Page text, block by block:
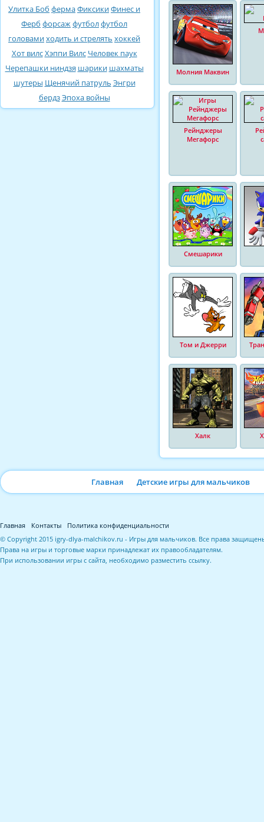
Улитка Боб фермаФиксикиФинес и
Ферб форсажфутболфутбол
головамиходить и стрелять хоккей
Хот вилсХэппи Вилс Человек паук
Черепашки ниндзя шарики шахматы
шутеры Щенячий патруль Энгри
бердзЭпоха войны
Молния Маквин
Рейнджеры
Мегафорс
Смешарики
Том и Джерри
Халк
Главная Детские игры для мальчиков
Главная Контакты
Политика конфиденциальности
© Copyright 2015 igry-dlya-malchikov.ru - Игры для мальчиков. Все права
Права на игры и торговые марки принадлежат их правообладателям.
При использовании игры с сайта, необходимо разместить ссылку.